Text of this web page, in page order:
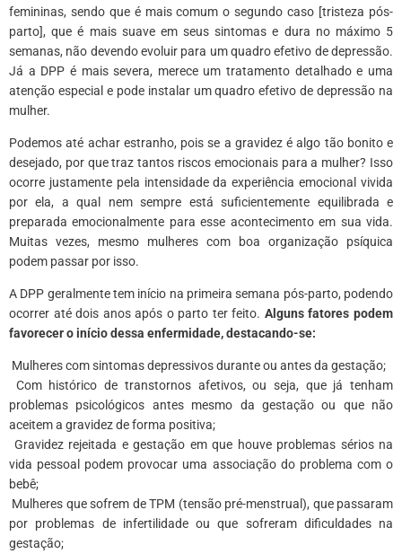
femininas, sendo que é mais comum o segundo caso [tristeza pós-
parto], que é mais suave em seus sintomas e dura no máximo 5
semanas, não devendo evoluir para um quadro efetivo de depressão.
Já a DPP é mais severa, merece um tratamento detalhado e uma
atenção especial e pode instalar um quadro efetivo de depressão na
mulher.
Podemos até achar estranho, pois se a gravidez é algo tão bonito e
desejado, por que traz tantos riscos emocionais para a mulher? Isso
ocorre justamente pela intensidade da experiência emocional vivida
por ela, a qual nem sempre está suficientemente equilibrada e
preparada emocionalmente para esse acontecimento em sua vida.
Muitas vezes, mesmo mulheres com boa organização psíquica
podem passar por isso.
A DPP geralmente tem início na primeira semana pós-parto, podendo
ocorrer até dois anos após o parto ter feito. Alguns fatores podem
favorecer o início dessa enfermidade, destacando-se:
 Mulheres com sintomas depressivos durante ou antes da gestação;
 Com histórico de transtornos afetivos, ou seja, que já tenham
problemas psicológicos antes mesmo da gestação ou que não
aceitem a gravidez de forma positiva;
 Gravidez rejeitada e gestação em que houve problemas sérios na
vida pessoal podem provocar uma associação do problema com o
bebê;
 Mulheres que sofrem de TPM (tensão pré-menstrual), que passaram
por problemas de infertilidade ou que sofreram dificuldades na
gestação;